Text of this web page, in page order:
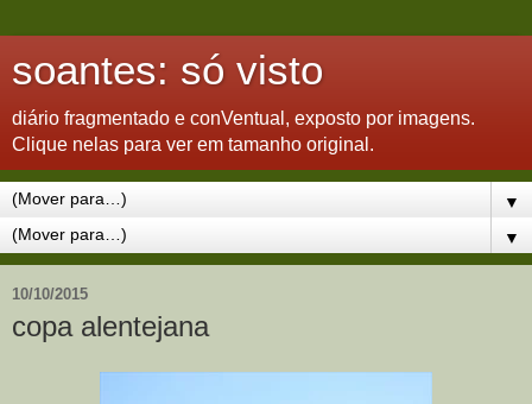
soantes: só visto
diário fragmentado e conVentual, exposto por imagens.
Clique nelas para ver em tamanho original.
▼
▼
10/10/2015
copa alentejana